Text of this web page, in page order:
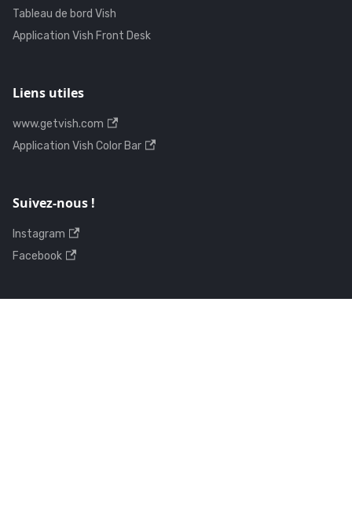
Tableau de bord Vish
Application Vish Front Desk
Liens utiles
www.getvish.com
Application Vish Color Bar
Suivez-nous !
Instagram
Facebook